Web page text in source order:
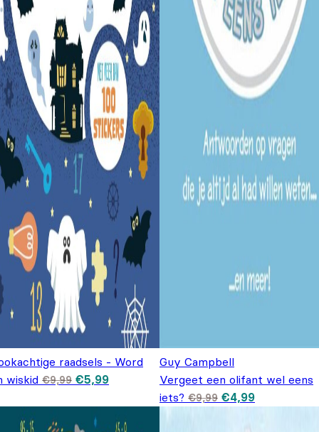
raadsels - Word
wiskid €9,99 Oorspronkelijke prijs was: €9,99.
€5,99Huidige prijs is: €5,99.
Guy Campbell
Vergeet een olifant wel eens
iets? €9,99 Oorspronkelijke
prijs was: €9,99.
€4,99Huidige
prijs is: